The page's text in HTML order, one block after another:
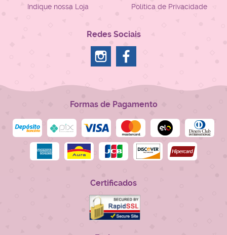
Indique nossa Loja
Política de Privacidade
Redes Sociais
Formas de Pagamento
Certificados